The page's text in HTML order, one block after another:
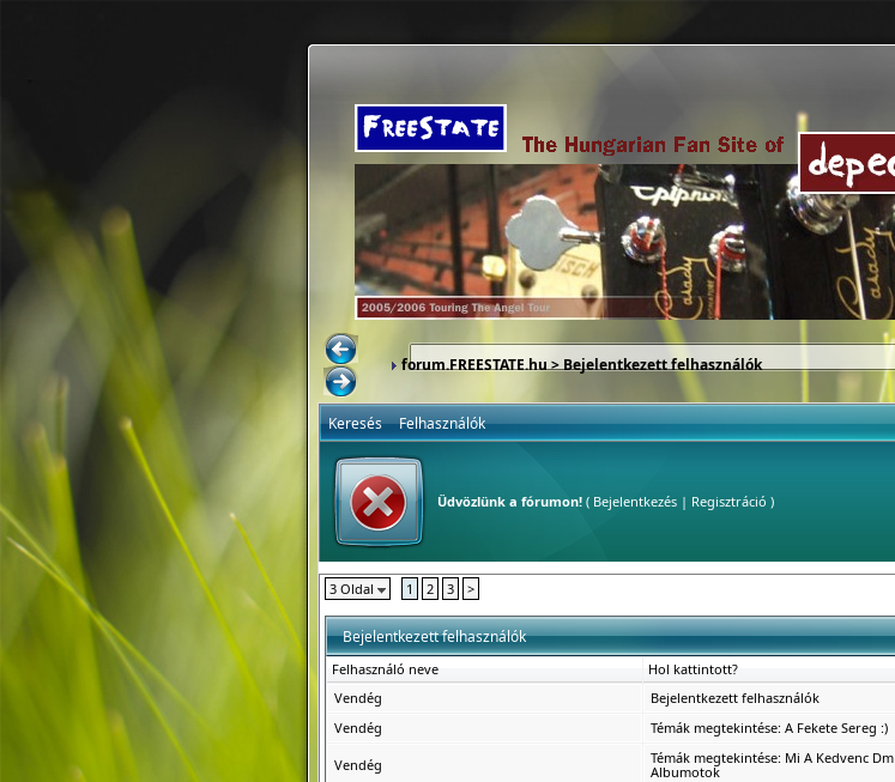
forum.FREESTATE.hu> Bejelentkezett felhasználók
Keresés Felhasználók
Üdvözlünk a fórumon!( Bejelentkezés| Regisztráció )
3 Oldal 1 2 3 >
Bejelentkezett felhasználók
Felhasználó neve Hol kattintott?
Vendég
Bejelentkezett felhasználók
Vendég
Témák megtekintése: A Fekete Sereg :)
Vendég Témák megtekintése: Mi A Kedvenc Dm
Albumotok